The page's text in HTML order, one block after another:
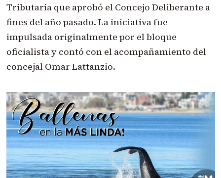
Tributaria que aprobó el Concejo Deliberante a
fines del año pasado. La iniciativa fue
impulsada originalmente por el bloque
oficialista y contó con el acompañamiento del
concejal Omar Lattanzio.